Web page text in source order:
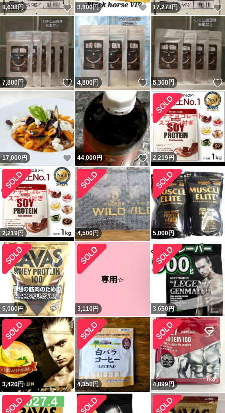
8,638円 いいね！
3,800円 いいね！
17,278円
7,800円 いいね！
4,800円 いいね！
6,300円
17,000 円 いいね！
44,000円 いいね！
2,219円
2,219円 4,500円 5,000円
5,000円 3,110円 3,650円
3,420円 4,350円 4,899円